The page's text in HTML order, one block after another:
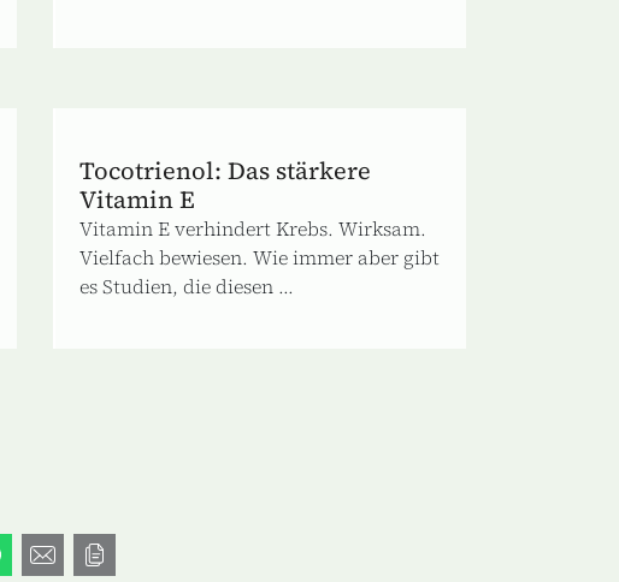
Tocotrienol: Das stärkere
Vitamin E
Vitamin E verhindert Krebs. Wirksam.
Vielfach bewiesen. Wie immer aber gibt
es Studien, die diesen ...